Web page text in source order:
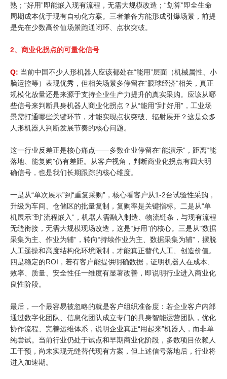
熟；“好用”即能嵌入现有流程，无需大规模改造；“划算”即全生命
周期成本优于现有自动化方案。三者兼备方能形成引爆场景，前提
是先在少数高价值场景跑通闭环、点状突破。
2、 商业化拐点的可量化信号
Q: 当前中国不少人形机器人应该都处在“能用”层面（机械属性、小
脑运控等）表现优秀，但相关场景多停留在“眼球经济”相关，真正
规模化放量还是来源于支持企业生产力提升的真实采购。应该从哪
些信号来判断具身机器人商业化拐点？从“能用”到“好用”，工业场
景需打通哪些关键环节，才能实现点状突破、辐射展开？这是众多
人形机器人判断发展节奏的核心问题。
这一行业反差正是核心痛点——多数企业停留在“能演示”，距离“能
落地、能复购”仍有差距。从客户视角，判断商业化拐点有四大明
确信号，也是我们长期跟踪的核心维度。
一是从“单次展示”到“重复采购”，核心看客户从1-2台试验性采购，
升级为车间、仓储区的批量复制，复购率是关键指标。二是从“单
机展示”到“流程嵌入”，机器人需融入制造、物流链条，与现有流程
无缝衔接，无需大规模现场改造，这是“好用”的核心。三是从“数据
采集为主、作业为辅”，转向“持续作业为主、数据采集为辅”，摆脱
人工遥操和高度结构化环境限制，才能真正替代人工、创造价值。
四是稳定的ROI，若有客户能提供明确数据，证明机器人在成本、
效率、质量、安全性任一维度有显著改善，即说明行业进入商业化
良性阶段。
最后，一个最容易被忽略的就是客户组织准备度：若企业客户内部
通过数字化团队、信息化团队成立专门的具身智能运营团队，优化
协作流程、完善运维体系，说明企业真正“用起来”机器人，而非单
纯尝试。当前行业仍处于试点和早期商业化阶段，多数项目依赖人
工干预，尚未实现无缝替代现有方案，但上述信号落地后，行业将
进入加速期。